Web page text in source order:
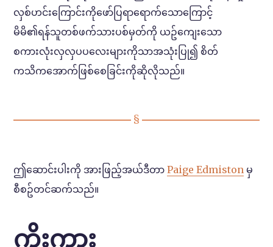
လှစ်ဟင်းကြောင်းကိုဖော်ပြရာရောက်သောကြောင့်
မိမိ၏ရန်သူတစ်ဖက်သားပစ်မှတ်ကို ယဥ်ကျေးသော
စကားလုံးလှလှပပလေးများကိုသာအသုံးပြု၍ စိတ်
ကသိကအောက်ဖြစ်စေခြင်းကိုဆိုလိုသည်။
ဤ‌ဆောင်းပါးကို အားဖြည့်အယ်ဒီတာPaige Edmiston မှ
စီစဥ်တင်ဆက်သည်။
ကိုးကား